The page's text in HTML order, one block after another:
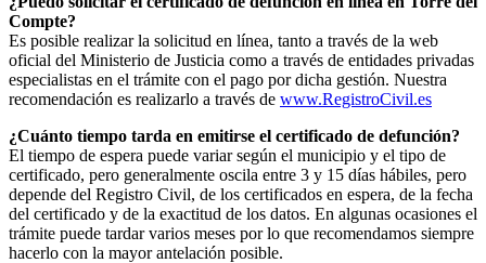
Compte?
Es posible realizar la solicitud en línea, tanto a través de la web
oficial del Ministerio de Justicia como a través de entidades privadas
especialistas en el trámite con el pago por dicha gestión. Nuestra
recomendación es realizarlo a través de www.RegistroCivil.es
¿Cuánto tiempo tarda en emitirse el certificado de defunción?
El tiempo de espera puede variar según el municipio y el tipo de
certificado, pero generalmente oscila entre 3 y 15 días hábiles, pero
depende del Registro Civil, de los certificados en espera, de la fecha
del certificado y de la exactitud de los datos. En algunas ocasiones el
trámite puede tardar varios meses por lo que recomendamos siempre
hacerlo con la mayor antelación posible.